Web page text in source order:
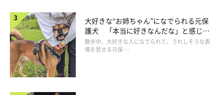
大好きな“お姉ちゃん”になでられる元保
護犬 「本当に好きなんだな」と感じる
表情にほっこり
散歩中、大好きな人になでられて、うれしそうな表
情を見せる元保 …